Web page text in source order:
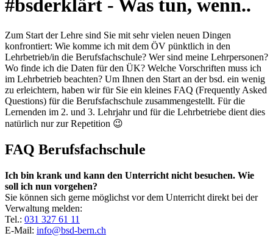
#bsderklärt - Was tun, wenn..
Zum Start der Lehre sind Sie mit sehr vielen neuen Dingen
konfrontiert: Wie komme ich mit dem ÖV pünktlich in den
Lehrbetrieb/in die Berufsfachschule? Wer sind meine Lehrpersonen?
Wo finde ich die Daten für den ÜK? Welche Vorschriften muss ich
im Lehrbetrieb beachten? Um Ihnen den Start an der bsd. ein wenig
zu erleichtern, haben wir für Sie ein kleines FAQ (Frequently Asked
Questions) für die Berufsfachschule zusammengestellt. Für die
Lernenden im 2. und 3. Lehrjahr und für die Lehrbetriebe dient dies
natürlich nur zur Repetition 😉
FAQ Berufsfachschule
Ich bin krank und kann den Unterricht nicht besuchen. Wie
soll ich nun vorgehen?
Sie können sich gerne möglichst vor dem Unterricht direkt bei der
Verwaltung melden:
Tel.: 031 327 61 11
E-Mail: info@bsd-bern.ch